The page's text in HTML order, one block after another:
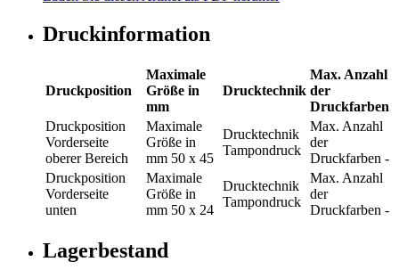
Druckinformation
Druckposition
Maximale
Größe in
mm
Drucktechnik
Max. Anzahl
der
Druckfarben
Druckposition
Vorderseite
oberer Bereich
Maximale
Größe in
mm 50 x 45
Drucktechnik
Tampondruck
Max. Anzahl
der
Druckfarben -
Druckposition
Vorderseite
unten
Maximale
Größe in
mm 50 x 24
Drucktechnik
Tampondruck
Max. Anzahl
der
Druckfarben -
Lagerbestand